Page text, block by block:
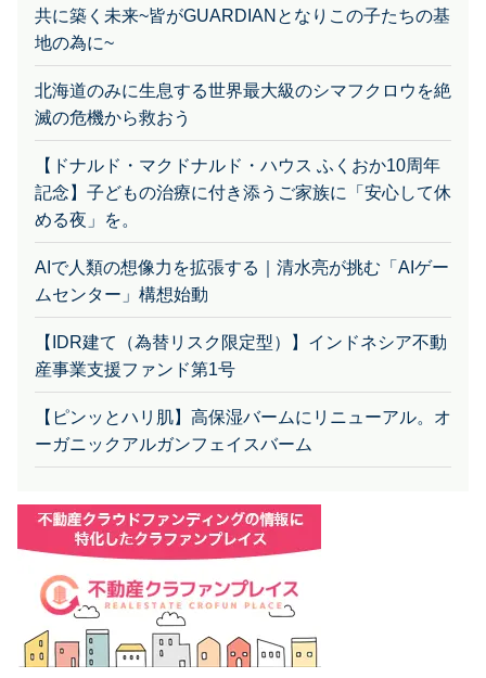
共に築く未来~皆がGUARDIANとなりこの子たちの基
地の為に~
北海道のみに生息する世界最大級のシマフクロウを絶
滅の危機から救おう
【ドナルド・マクドナルド・ハウス ふくおか10周年
記念】子どもの治療に付き添うご家族に「安心して休
める夜」を。
AIで人類の想像力を拡張する｜清水亮が挑む「AIゲー
ムセンター」構想始動
【IDR建て（為替リスク限定型）】インドネシア不動
産事業支援ファンド第1号
【ピンッとハリ肌】高保湿バームにリニューアル。オ
ーガニックアルガンフェイスバーム